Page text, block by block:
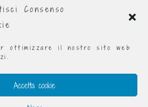
Consenso
ottimizzare il nostro sito web
Accetta cookie